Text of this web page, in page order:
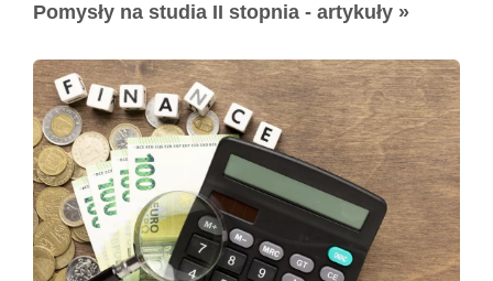
Pomysły na studia II stopnia - artykuły »